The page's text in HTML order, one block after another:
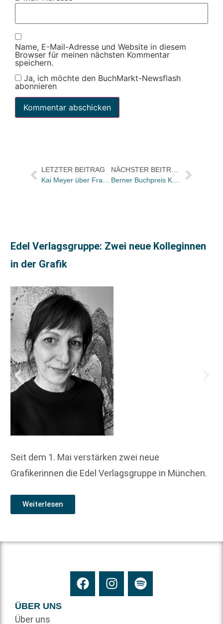
Name, E-Mail-Adresse und Website in diesem
Browser für meinen nächsten Kommentar
speichern.
Ja, ich möchte den BuchMarkt-Newsflash
abonnieren
LETZTER BEITRAG
Kai Meyer über Frank Schätzings Aktivitäten als Tsunami-Experte
NÄCHSTER BEITRAG
Berner Buchpreis Kurt Marti, Michael Angele und Gerhard Meister
Edel Verlagsgruppe: Zwei neue Kolleginnen
in der Grafik
Seit dem 1. Mai verstärken zwei neue
Grafikerinnen die Edel Verlagsgruppe in München.
Weiterlesen
ÜBER UNS
Über uns